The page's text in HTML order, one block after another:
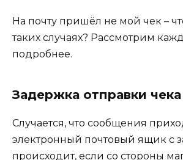
На почту пришёл не мой чек –
таких случаях? Рассмотрим
подробнее.
Задержка отправки
Случается, что сообщения
электронный почтовый ящик с
происходит, если со стороны